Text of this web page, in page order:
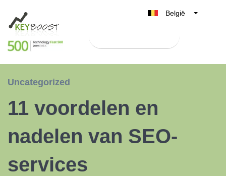
België
Nederland
Uncategorized
11 voordelen en
nadelen van SEO-
services